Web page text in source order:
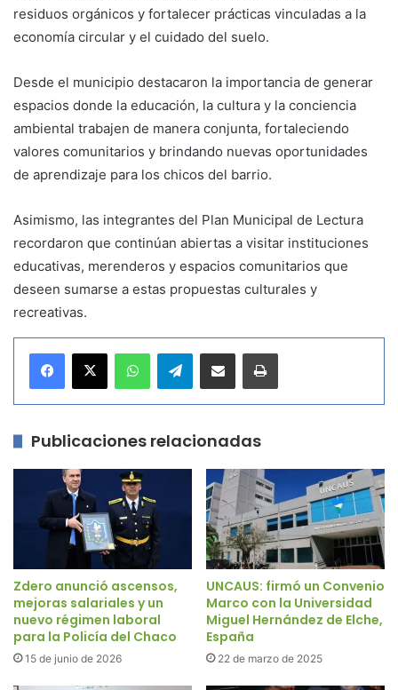
residuos orgánicos y fortalecer prácticas vinculadas a la
economía circular y el cuidado del suelo.
Desde el municipio destacaron la importancia de generar
espacios donde la educación, la cultura y la conciencia
ambiental trabajen de manera conjunta, fortaleciendo
valores comunitarios y brindando nuevas oportunidades
de aprendizaje para los chicos del barrio.
Asimismo, las integrantes del Plan Municipal de Lectura
recordaron que continúan abiertas a visitar instituciones
educativas, merenderos y espacios comunitarios que
deseen sumarse a estas propuestas culturales y
recreativas.
Telegram
Publicaciones relacionadas
Zdero anunció ascensos,
mejoras salariales y un
nuevo régimen laboral
para la Policía del Chaco
15 de junio de 2026
UNCAUS: firmó un Convenio
Marco con la Universidad
Miguel Hernández de Elche,
España
22 de marzo de 2025